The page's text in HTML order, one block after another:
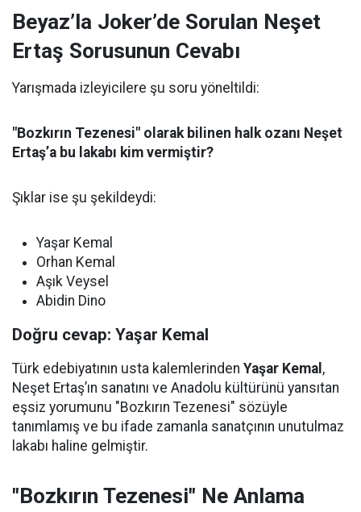
Beyaz’la Joker’de Sorulan Neşet
Ertaş Sorusunun Cevabı
Yarışmada izleyicilere şu soru yöneltildi:
"Bozkırın Tezenesi" olarak bilinen halk ozanı Neşet
Ertaş’a bu lakabı kim vermiştir?
Şıklar ise şu şekildeydi:
Yaşar Kemal
Orhan Kemal
Aşık Veysel
Abidin Dino
Doğru cevap: Yaşar Kemal
Türk edebiyatının usta kalemlerinden Yaşar Kemal ,
Neşet Ertaş’ın sanatını ve Anadolu kültürünü yansıtan
eşsiz yorumunu "Bozkırın Tezenesi" sözüyle
tanımlamış ve bu ifade zamanla sanatçının unutulmaz
lakabı haline gelmiştir.
"Bozkırın Tezenesi" Ne Anlama